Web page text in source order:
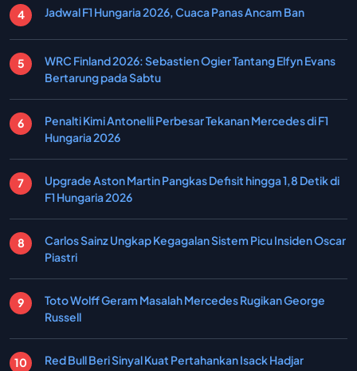
Jadwal F1 Hungaria 2026, Cuaca Panas Ancam Ban
WRC Finland 2026: Sebastien Ogier Tantang Elfyn Evans
Bertarung pada Sabtu
Penalti Kimi Antonelli Perbesar Tekanan Mercedes di F1
Hungaria 2026
Upgrade Aston Martin Pangkas Defisit hingga 1,8 Detik di
F1 Hungaria 2026
Carlos Sainz Ungkap Kegagalan Sistem Picu Insiden Oscar
Piastri
Toto Wolff Geram Masalah Mercedes Rugikan George
Russell
Red Bull Beri Sinyal Kuat Pertahankan Isack Hadjar